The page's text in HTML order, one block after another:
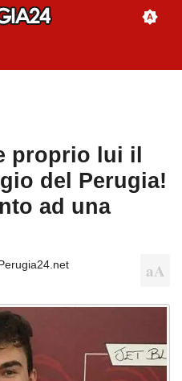
proprio lui il
del Perugia!
ad una